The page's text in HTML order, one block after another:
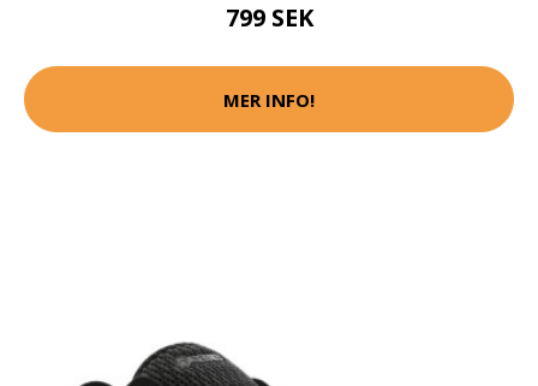
799 SEK
MER INFO!